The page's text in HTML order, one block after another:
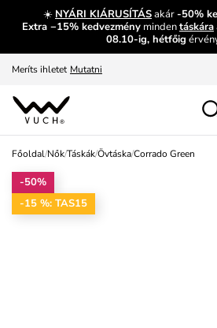
☀️ NYÁRI KIÁRUSÍTÁSakár-50%
Extra −15% kedvezmény mindentáskára
08.10-ig, hétfőig
És mi az, amit máshol nem lehet megtudni?
Fedezze fel velünk az újdonságokat.
Meríts ihletet Mutatni
Ingyenes csere és visszaküldés
Főoldal/Nők/Táskák/Övtáska/Corrado Green
-50%
-15 %: TAS15